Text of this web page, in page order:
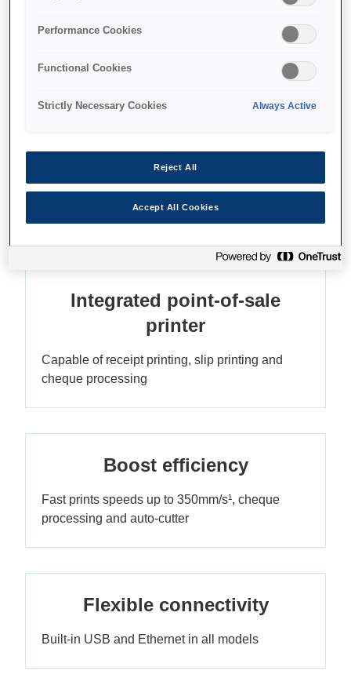
Integrated point-of-sale
printer
Capable of receipt printing, slip printing and
cheque processing
Boost efficiency
Fast prints speeds up to 350mm/s¹, cheque
processing and auto-cutter
Flexible connectivity
Built-in USB and Ethernet in all models
Performance Cookies
Functional Cookies
Strictly Necessary Cookies Always Active
Reject All
Accept All Cookies